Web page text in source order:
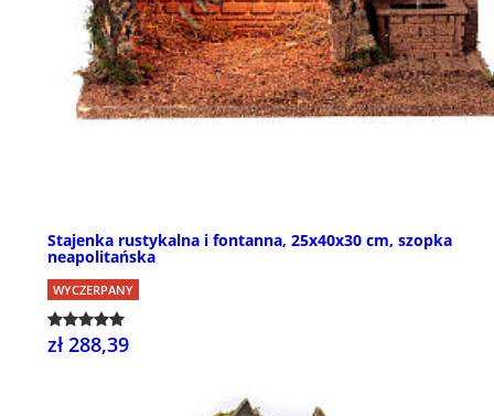
Stajenka rustykalna i fontanna, 25x40x30 cm, szopka
neapolitańska
WYCZERPANY
zł 288,39